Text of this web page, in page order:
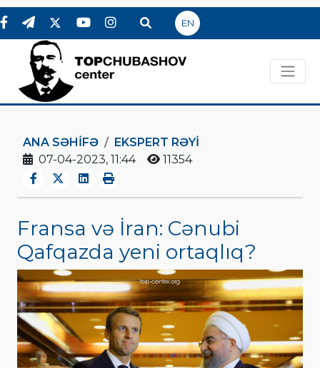
EN
ANA SƏHIFƏ
EKSPERT RƏYI
07-04-2023, 11:44
11354
Fransa və İran: Cənubi
Qafqazda yeni ortaqlıq?